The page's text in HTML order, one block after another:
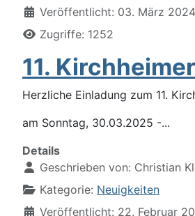
Veröffentlicht: 03. März 2024
Zugriffe: 1252
11.
Herzliche Einladung zum 11.
am Sonntag, 30.03.2025 -...
Details
Geschrieben von: Christian
Kategorie: Neuigkeiten
Veröffentlicht: 22. Februar